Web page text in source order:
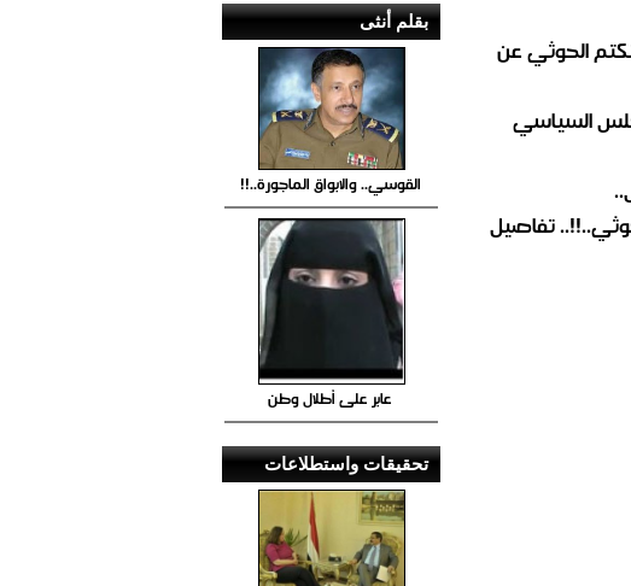
الحوثي عن
السياسي
تفاصيل
بقلم أنثى
القوسي.. والابواق الماجورة..!!
عابر على أطلال وطن
تحقيقات واستطلاعات